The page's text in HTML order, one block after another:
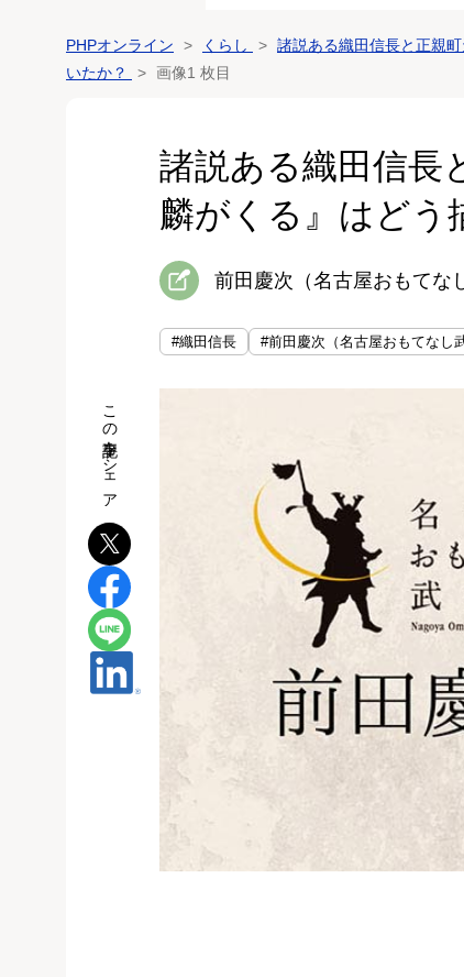
PHPオンライン くらし
諸説ある織田信長と正親
いたか？
画像1 枚目
諸説ある織田信長
麟がくる』はどう
前田慶次（名古屋おもてな
#織田信長 #前田慶次（名古屋おもてなし
この記事をシェア